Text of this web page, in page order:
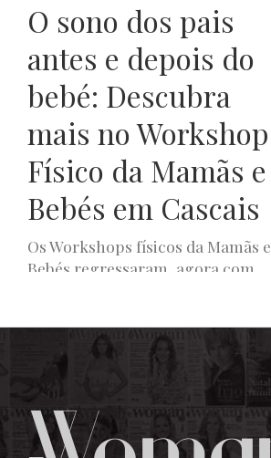
O sono dos pais
antes e depois do
bebé: Descubra
mais no Workshop
Físico da Mamãs e
Bebés em Cascais
Os Workshops físicos da Mamãs e
Bebés regressaram, agora com
DEZEMBRO 7, 2021